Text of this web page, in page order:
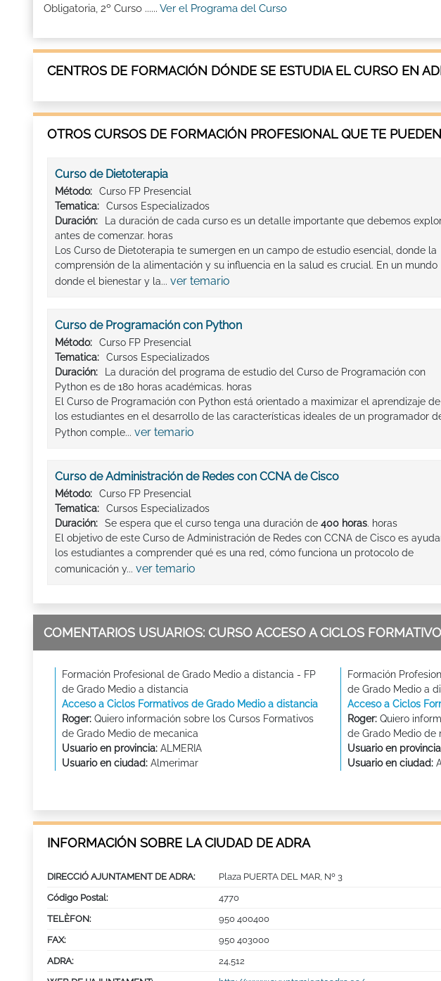
Obligatoria, 2º Curso ...... Ver el Programa del Curso
CENTROS DE FORMACIÓN DÓNDE SE ESTUDIA EL CURSO EN
OTROS CURSOS DE FORMACIÓN PROFESIONAL QUE TE
Curso de Dietoterapia
Método:
Curso FP Presencial
Tematica:
Cursos Especializados
Duración:
La duración de cada curso es un detalle importante que debemos
antes de comenzar. horas
Los Curso de Dietoterapia te sumergen en un campo de estudio esencial, donde la
comprensión de la alimentación y su influencia en la salud es crucial. En un mundo
donde el bienestar y la... ver temario
Curso de Programación con Python
Método:
Curso FP Presencial
Tematica:
Cursos Especializados
Duración:
La duración del programa de estudio del Curso de Programación con
Python es de 180 horas académicas. horas
El Curso de Programación con Python está orientado a maximizar el aprendizaje de
los estudiantes en el desarrollo de las características ideales de un programador
Python comple... ver temario
Curso de Administración de Redes con CCNA de Cisco
Método:
Curso FP Presencial
Tematica:
Cursos Especializados
Duración:
Se espera que el curso tenga una duración de 400 horas. horas
El objetivo de este Curso de Administración de Redes con CCNA de Cisco es
los estudiantes a comprender qué es una red, cómo funciona un protocolo de
comunicación y... ver temario
COMENTARIOS USUARIOS: CURSO ACCESO A CICLOS
Formación Profesional de Grado Medio a distancia - FP
de Grado Medio a distancia
Acceso a Ciclos Formativos de Grado Medio a distancia
Roger: Quiero información sobre los Cursos Formativos
de Grado Medio de mecanica
Usuario en provincia: ALMERIA
Usuario en ciudad: Almerimar
Formación
de Grado Medio a
Acceso a Ciclos
Roger: Quiero
de Grado Medio de
Usuario en
Usuario en ciudad:
INFORMACIÓN SOBRE LA CIUDAD DE ADRA
DIRECCIÓ AJUNTAMENT DE ADRA:
Plaza PUERTA DEL MAR, Nº 3
Código Postal:
4770
TELÈFON:
950 400400
FAX:
950 403000
ADRA:
24,512